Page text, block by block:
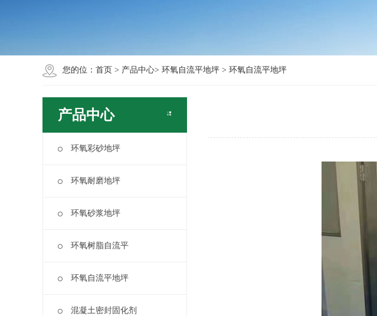
您的位： 首页 > 产品中心> 环氧自流平地坪 > 环氧自流平地坪
产品中心
环氧彩砂地坪
环氧耐磨地坪
环氧砂浆地坪
环氧树脂自流平
环氧自流平地坪
混凝土密封固化剂